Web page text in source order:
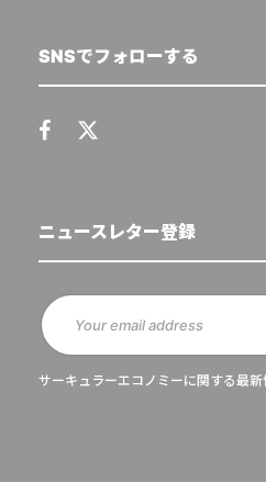
SNSでフォローする
ニュースレター登録
サーキュラーエコノミーに関する最新